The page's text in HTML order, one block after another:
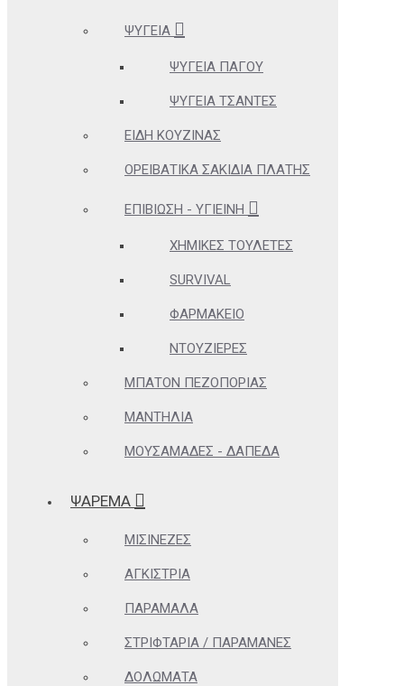
ΨΥΓΕΊΑ
ΨΥΓΕΊΑ ΠΆΓΟΥ
ΨΥΓΕΊΑ ΤΣΆΝΤΕΣ
ΕΊΔΗ ΚΟΥΖΊΝΑΣ
ΟΡΕΙΒΑΤΙΚΆ ΣΑΚΊΔΙΑ ΠΛΆΤΗΣ
ΕΠΙΒΊΩΣΗ - ΥΓΙΕΙΝΉ
ΧΗΜΙΚΈΣ ΤΟΥΛΈΤΕΣ
SURVIVAL
ΦΑΡΜΑΚΕΊΟ
ΝΤΟΥΖΙΈΡΕΣ
ΜΠΑΤΌΝ ΠΕΖΟΠΟΡΊΑΣ
ΜΑΝΤΉΛΙΑ
ΜΟΥΣΑΜΆΔΕΣ - ΔΆΠΕΔΑ
ΨΑΡΕΜΑ
ΜΙΣΙΝΈΖΕΣ
ΑΓΚΊΣΤΡΙΑ
ΠΑΡΆΜΑΛΑ
ΣΤΡΙΦΤΆΡΙΑ / ΠΑΡΑΜΆΝΕΣ
ΔΟΛΏΜΑΤΑ